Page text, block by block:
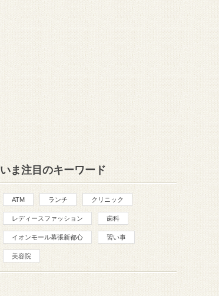
いま注目のキーワード
ATM ランチ クリニック
レディースファッション 歯科
イオンモール幕張新都心 習い事
美容院